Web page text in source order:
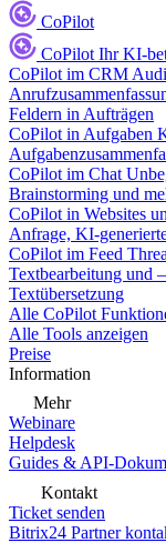
CoPilot
CoPilot Ihr KI-
CoPilot im CRM
Feldern in Aufträgen
CoPilot in Aufgaben
CoPilot im Chat
Brainstorming und
CoPilot in Websites
Anfrage, KI-
CoPilot im Feed
Textbearbeitung und
Textübersetzung
Alle CoPilot
Alle Tools anzeigen
Preise
Information
Mehr
Webinare
Helpdesk
Guides & API-
Kontakt
Ticket senden
Bitrix24 Partner